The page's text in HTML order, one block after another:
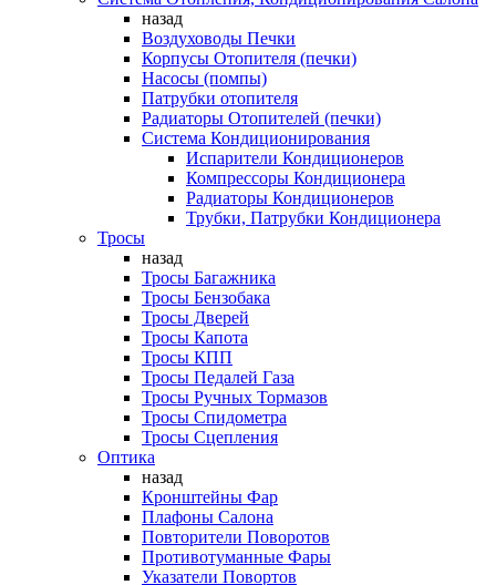
назад
Воздуховоды Печки
Корпусы Отопителя (печки)
Насосы (помпы)
Патрубки отопителя
Радиаторы Отопителей (печки)
Система Кондиционирования
Испарители Кондиционеров
Компрессоры Кондиционера
Радиаторы Кондиционеров
Трубки, Патрубки Кондиционера
Тросы
назад
Тросы Багажника
Тросы Бензобака
Тросы Дверей
Тросы Капота
Тросы КПП
Тросы Педалей Газа
Тросы Ручных Тормазов
Тросы Спидометра
Тросы Сцепления
Оптика
назад
Кронштейны Фар
Плафоны Салона
Повторители Поворотов
Противотуманные Фары
Указатели Повортов